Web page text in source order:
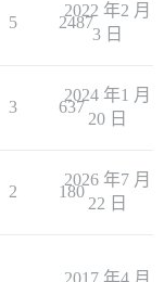
5 2487
2022 年2 月
3 日
3 637
2024 年1 月
20 日
2 180
2026 年7 月
22 日